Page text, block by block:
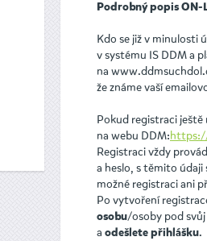
Podrobný popis ON-
Kdo se již v minulosti
v systému IS DDM a
na
že známe vaší
Pokud registraci
na webu DDM:
Registraci vždy
a heslo, s těmito
možné registraci ani
Po vytvoření
osobu/osoby pod
a odešlete přihlášku.